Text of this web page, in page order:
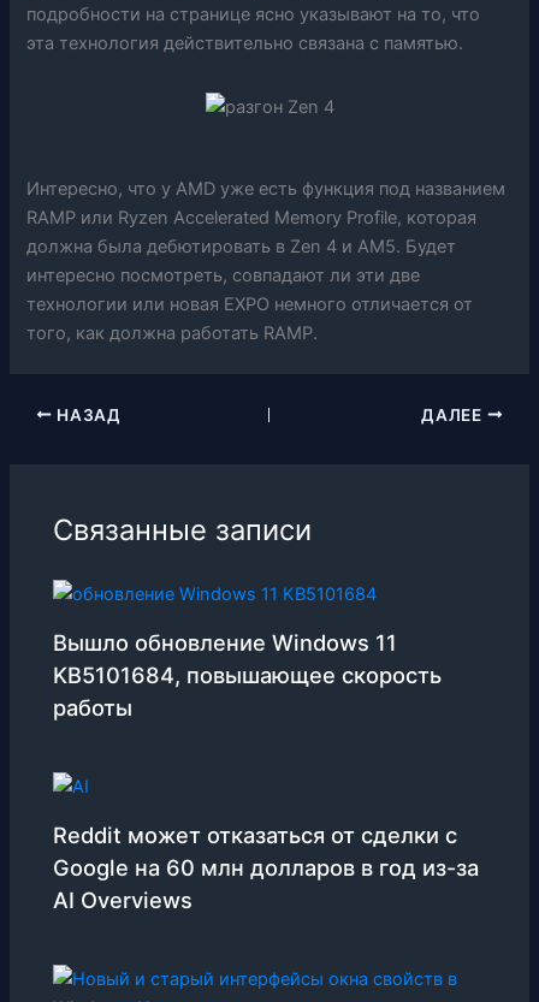
подробности на странице ясно указывают на то, что
эта технология действительно связана с памятью.
Интересно, что у AMD уже есть функция под названием
RAMP или Ryzen Accelerated Memory Profile, которая
должна была дебютировать в Zen 4 и AM5. Будет
интересно посмотреть, совпадают ли эти две
технологии или новая EXPO немного отличается от
того, как должна работать RAMP.
НАЗАД ДАЛЕЕ
Связанные записи
Вышло обновление Windows 11
KB5101684, повышающее скорость
работы
Reddit может отказаться от сделки с
Google на 60 млн долларов в год из-за
AI Overviews